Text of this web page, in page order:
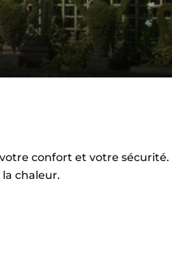
confort et votre sécurité.
chaleur.